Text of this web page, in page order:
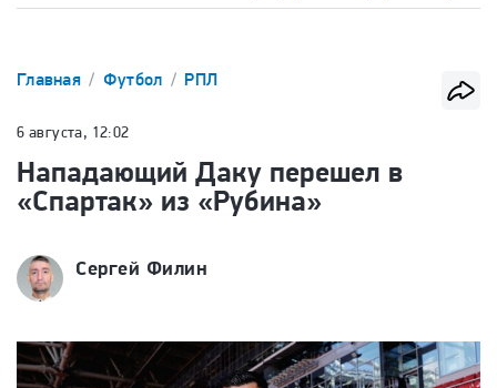
Главная Футбол РПЛ
6 августа, 12:02
Нападающий Даку перешел в
«Спартак» из «Рубина»
Сергей Филин